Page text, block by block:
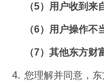
（5）用户收到
（6）用户操作
（7）其他东方
4. 您理解并同意，